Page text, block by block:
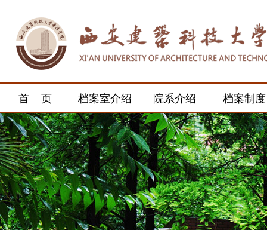
首 页 档案室介绍 院系介绍 档案制度